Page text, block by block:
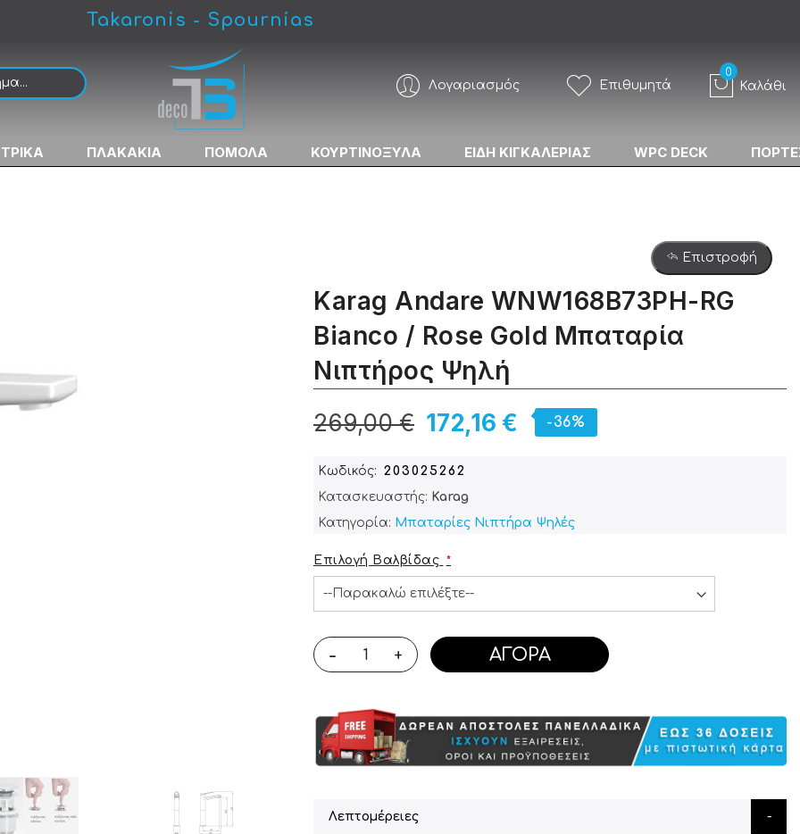
Takaronis - Spournias
Λογαριασμός Επιθυμητά Καλάθι
ΠΛΑΚΑΚΙΑ ΠΟΜΟΛΑ ΚΟΥΡΤΙΝΟΞΥΛΑ ΕΙΔΗ ΚΙΓΚΑΛΕΡΙΑΣ WPC DECK
Gold Μπαταρία Νιπτήρος Ψηλή
Επιστροφή
Karag Andare WNW168Β73PH-RG
Bianco / Rose Gold Μπαταρία
Νιπτήρος Ψηλή
172,16 €
269,00 € -36%
Κωδικός
203025262
Κατασκευαστής: Karag
Κατηγορία: Μπαταρίες Νιπτήρα Ψηλές
Επιλογή Βαλβίδας
- + ΑΓΟΡΆ
Λεπτομέρειες